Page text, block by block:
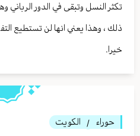
تكثر النسل وتبقى في الدور الرباني
ذلك ، وهذا يعني انها لن تستطيع
خيرا.
حوراء / الكويت